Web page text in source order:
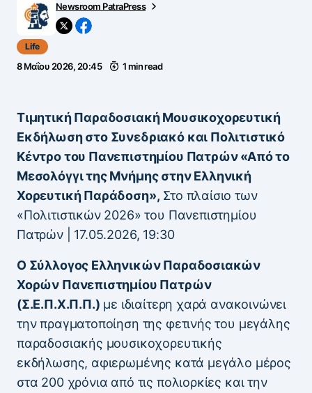
Newsroom PatraPress
Life
8 Μαΐου 2026, 20:45 1 min read
Τιμητική Παραδοσιακή Μουσικοχορευτική
Εκδήλωση στο Συνεδριακό και Πολιτιστικό
Κέντρο του Πανεπιστημίου Πατρών «Από το
Μεσολόγγι της Μνήμης στην Ελληνική
Χορευτική Παράδοση», Στο πλαίσιο των
«Πολιτιστικών 2026» του Πανεπιστημίου
Πατρών | 17.05.2026, 19:30
Ο Σύλλογος Ελληνικών Παραδοσιακών
Χορών Πανεπιστημίου Πατρών
(Σ.Ε.Π.Χ.Π.Π.) με ιδιαίτερη χαρά ανακοινώνει
την πραγματοποίηση της φετινής του μεγάλης
παραδοσιακής μουσικοχορευτικής
εκδήλωσης, αφιερωμένης κατά μεγάλο μέρος
στα 200 χρόνια από τις πολιορκίες και την